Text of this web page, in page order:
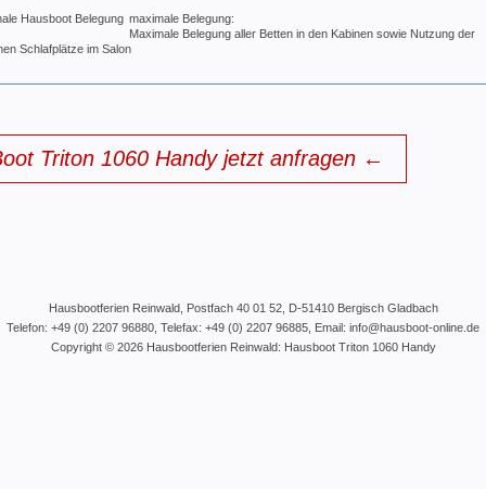
maximale Belegung:
Maximale Belegung aller Betten in den Kabinen sowie Nutzung der
Schlafplätze im Salon
Triton 1060 Handy jetzt anfragen ←
HausbootferienReinwald, Postfach 40 01 52, D-51410 Bergisch Gladbach
Telefon: +49 (0) 2207 96880 , Telefax: +49 (0) 2207 96885, Email: info@hausboot-online.de
Copyright © 2026 HausbootferienReinwald: Hausboot Triton 1060 Handy